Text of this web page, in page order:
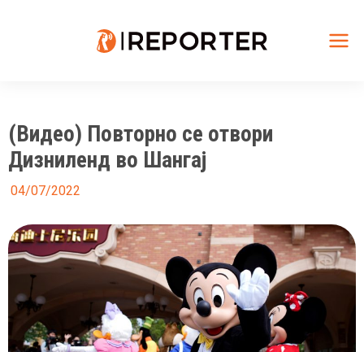
(Видео) Повторно се отвори
Дизниленд во Шангај
04/07/2022